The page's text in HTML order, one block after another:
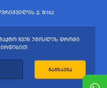
Ქ. N162
ᲩᲕᲔᲜ ᲣᲛᲝᲙᲚᲔᲡ ᲓᲠᲝᲨᲘ
ᲒᲐᲒᲖᲐᲕᲜᲐ